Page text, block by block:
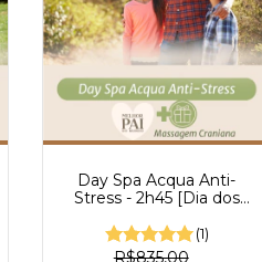
Day Spa Acqua Anti-
Stress - 2h45 [Dia dos
(1)
R$835,00